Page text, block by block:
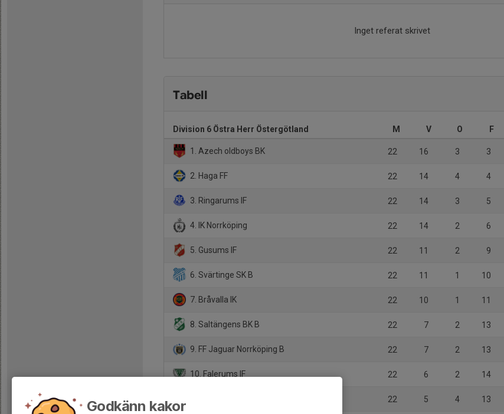
Inget referat skrivet
Tabell
Division 6 Östra Herr Östergötland M V O F
1. Azech oldboys BK 22 16 3 3
2. Haga FF 22 14 4 4
3. Ringarums IF 22 14 3 5
4. IK Norrköping 22 14 2 6
5. Gusums IF 22 11 2 9
6. Svärtinge SK B 22 11 1 10
7. Bråvalla IK 22 10 1 11
8. Saltängens BK B 22 7 2 13
9. FF Jaguar Norrköping B 22 7 2 13
10. Falerums IF 22 6 2 14
22 5 4 13
Godkänn kakor